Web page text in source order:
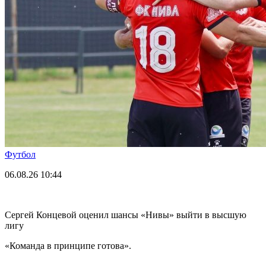
Футбол
06.08.26 10:44
Сергей Концевой оценил шансы «Нивы» выйти в высшую
лигу
«Команда в принципе готова».